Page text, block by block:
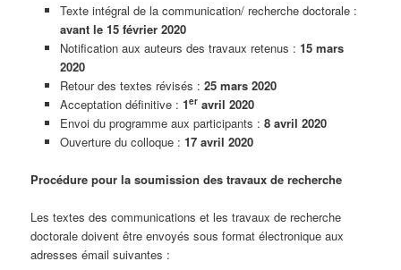
Texte intégral de la communication/ recherche doctorale :
avant le 15 février 2020
Notification aux auteurs des travaux retenus : 15 mars
2020
Retour des textes révisés : 25 mars 2020
Acceptation définitive : 1eravril 2020
Envoi du programme aux participants : 8 avril 2020
Ouverture du colloque : 17 avril 2020
Procédure pour la soumission des travaux de recherche
Les textes des communications et les travaux de recherche
doctorale doivent être envoyés sous format électronique aux
adresses émail suivantes :